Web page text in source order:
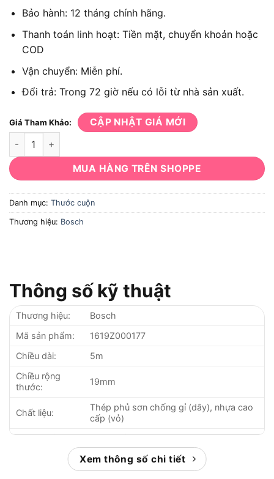
Bảo hành: 12 tháng chính hãng.
Thanh toán linh hoạt: Tiền mặt, chuyển khoản hoặc
COD
Vận chuyển: Miễn phí.
Đổi trả: Trong 72 giờ nếu có lỗi từ nhà sản xuất.
Giá Tham Khảo: CẬP NHẬT GIÁ MỚI
Thước cuộn thép Bosch 1619Z000177 5mx19mm số lượng
MUA HÀNG TRÊN SHOPPE
Danh mục: Thước cuộn
Thương hiệu: Bosch
Thông số kỹ thuật
Thương hiệu:
Bosch
Mã sản phẩm:
1619Z000177
Chiều dài:
5m
Chiều rộng
thước:
19mm
Chất liệu:
Thép phủ sơn chống gỉ (dây), nhựa cao
cấp (vỏ)
Tiêu chuẩn:
Đạt chuẩn chất lượng quốc tế
Trung Quốc
Xem thông số chi tiết